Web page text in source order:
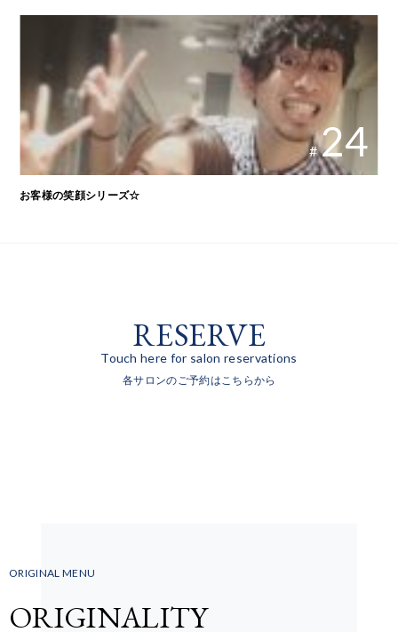
# 24
お客様の笑顔シリーズ☆
RESERVE
Touch here for salon reservations
各サロンのご予約はこちらから
ORIGINAL MENU
ORIGINALITY